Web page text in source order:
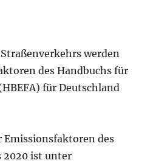
werden
des Handbuchs für
für Deutschland
Emissionsfaktoren des
2020 ist unter